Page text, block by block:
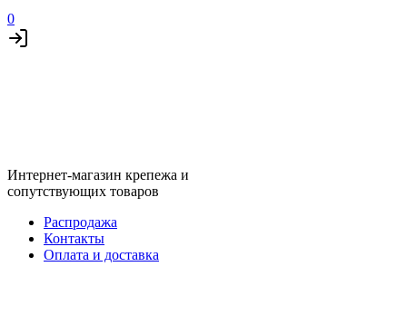
0
Интернет-магазин крепежа и
сопутствующих товаров
Распродажа
Контакты
Оплата и доставка